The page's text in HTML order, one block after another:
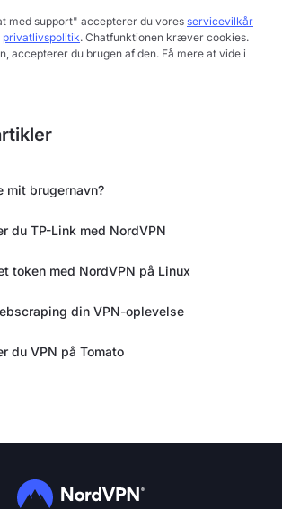
med support" accepterer du vores servicevilkår
privatlivspolitik. Chatfunktionen kræver cookies.
accepterer du brugen af den. Få mere at vide i
mit brugernavn?
du TP-Link med NordVPN
token med NordVPN på Linux
din VPN-oplevelse
du VPN på Tomato